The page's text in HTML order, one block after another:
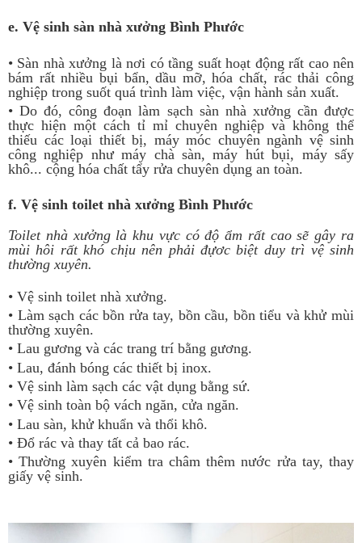
e. Vệ sinh sàn nhà xưởng Bình Phước
• Sàn nhà xưởng là nơi có tầng suất hoạt động rất cao nên
bám rất nhiều bụi bẩn, dầu mỡ, hóa chất, rác thải công
nghiệp trong suốt quá trình làm việc, vận hành sản xuất.
• Do đó, công đoạn làm sạch sàn nhà xưởng cần được
thực hiện một cách tỉ mỉ chuyên nghiệp và không thể
thiếu các loại thiết bị, máy móc chuyên ngành vệ sinh
công nghiệp như máy chà sàn, máy hút bụi, máy sấy
khô... cộng hóa chất tẩy rửa chuyên dụng an toàn.
f. Vệ sinh toilet nhà xưởng Bình Phước
Toilet nhà xưởng là khu vực có độ ẩm rất cao sẽ gây ra
mùi hôi rất khó chịu nên phải đựơc biệt duy trì vệ sinh
thường xuyên.
• Vệ sinh toilet nhà xưởng.
• Làm sạch các bồn rửa tay, bồn cầu, bồn tiểu và khử mùi
thường xuyên.
• Lau gương và các trang trí bằng gương.
• Lau, đánh bóng các thiết bị inox.
• Vệ sinh làm sạch các vật dụng bằng sứ.
• Vệ sinh toàn bộ vách ngăn, cửa ngăn.
• Lau sàn, khử khuẩn và thổi khô.
• Đổ rác và thay tất cả bao rác.
• Thường xuyên kiểm tra châm thêm nước rửa tay, thay
giấy vệ sinh.